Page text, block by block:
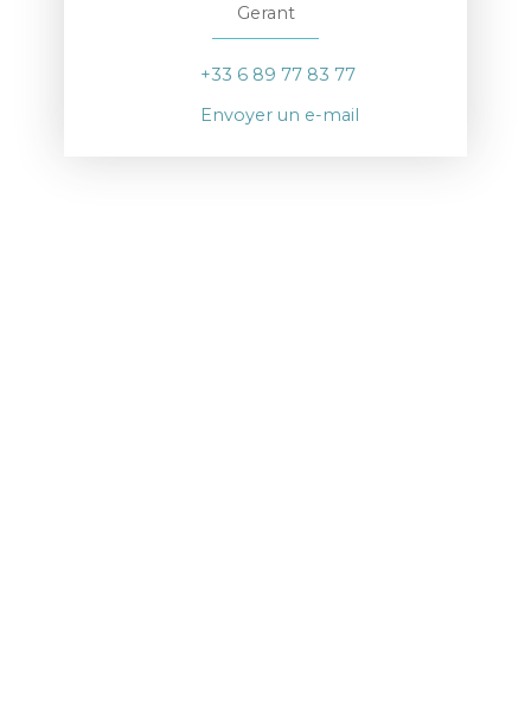
Gerant
+33 6 89 77 83 77
Envoyer un e-mail